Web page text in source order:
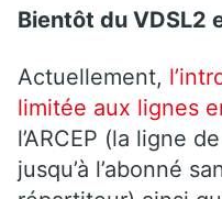
Bientôt du VDSL2
Actuellement,
limitée aux lignes
l’ARCEP (la ligne
jusqu’à l’abonné